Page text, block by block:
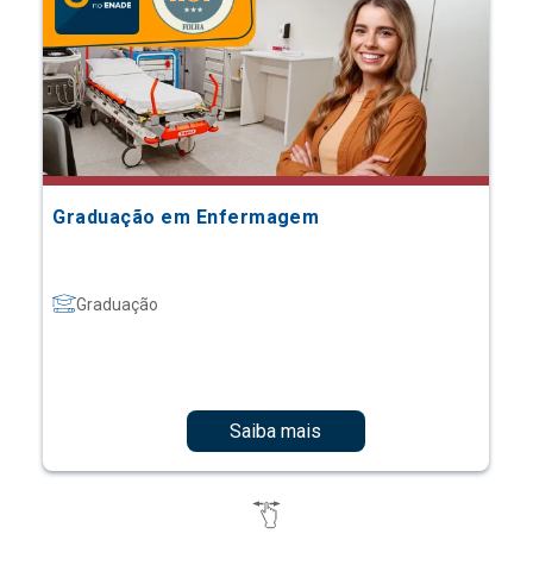
Graduação em Enfermagem
Graduação
Saiba mais